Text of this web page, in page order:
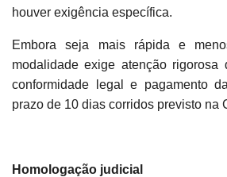
houver exigência específica.
Embora seja mais rápida e
modalidade exige atenção rigorosa
conformidade legal e pagamento
prazo de 10 dias corridos previsto na
Homologação judicial